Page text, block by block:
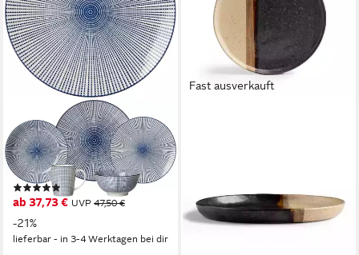
RITZENHOFF & BREKER
Dessertteller ROYAL
MAKOTO, (4 St), Teller Set,
Keramik
(1)
ab 37,73 € UVP 47,50 €
-21%
lieferbar - in 3-4 Werktagen bei dir
Fast ausverkauft